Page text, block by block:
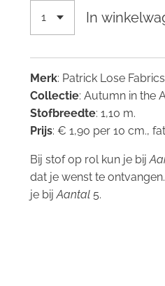
In
Merk: Patrick Lose Fabrics
Collectie: Autumn in the
Stofbreedte: 1,10 m.
Prijs: € 1,90 per 10 cm.,
Bij stof op rol kun je bij
dat je wenst te
je bijAantal 5.